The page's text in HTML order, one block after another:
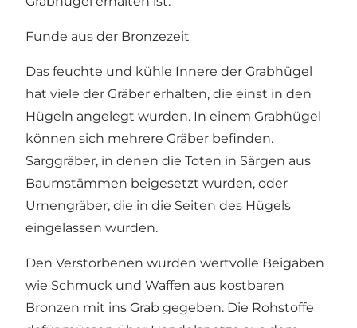
Funde aus der Bronzezeit
Das feuchte und kühle Innere der Grabhügel
hat viele der Gräber erhalten, die einst in den
Hügeln angelegt wurden. In einem Grabhügel
können sich mehrere Gräber befinden.
Sarggräber, in denen die Toten in Särgen aus
Baumstämmen beigesetzt wurden, oder
Urnengräber, die in die Seiten des Hügels
eingelassen wurden.
Den Verstorbenen wurden wertvolle Beigaben
wie Schmuck und Waffen aus kostbaren
Bronzen mit ins Grab gegeben. Die Rohstoffe